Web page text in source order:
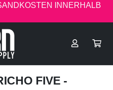
INNERHALB
FIVE -